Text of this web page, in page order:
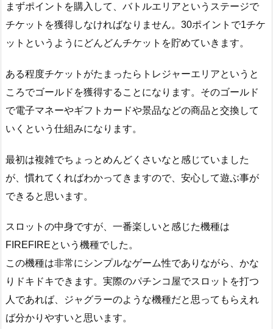
まずポイントを購入して、バトルエリアというステージで
チケットを獲得しなければなりません。30ポイントで1チケ
ットというようにどんどんチケットを貯めていきます。
ある程度チケットがたまったらトレジャーエリアというと
ころでゴールドを獲得することになります。そのゴールド
で電子マネーやギフトカードや景品などの商品と交換して
いくという仕組みになります。
最初は複雑でちょっとめんどくさいなと感じていました
が、慣れてくればわかってきますので、安心して遊ぶ事が
できると思います。
スロットの中身ですが、一番楽しいと感じた機種は
FIREFIREという機種でした。
この機種は非常にシンプルなゲーム性でありながら、かな
りドキドキできます。実際のパチンコ屋でスロットを打つ
人であれば、ジャグラーのような機種だと思ってもらえれ
ば分かりやすいと思います。